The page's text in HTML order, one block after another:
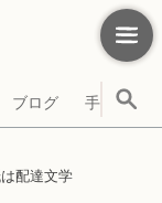
ブログ 手帳
配達文学